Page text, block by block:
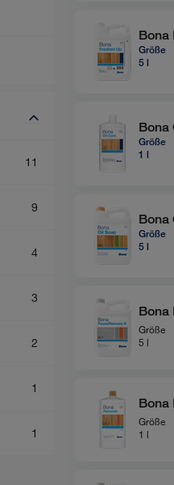
11
9
4
3
2
1
1
Bona
Größe
5 l
Bona
Größe
1 l
Bona
Größe
5 l
Bona
Größe
5 l
Bona
Größe
1 l